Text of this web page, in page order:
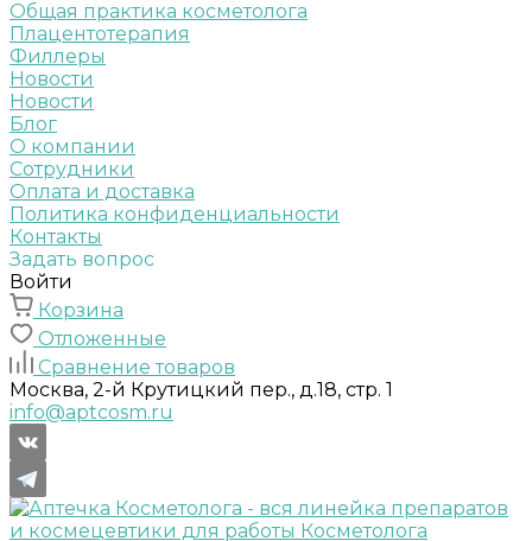
Общая практика косметолога
Плацентотерапия
Филлеры
Новости
Новости
Блог
О компании
Сотрудники
Оплата и доставка
Политика конфиденциальности
Контакты
Задать вопрос
Войти
Корзина
Отложенные
Сравнение товаров
Москва, 2-й Крутицкий пер., д.18, стр. 1
info@aptcosm.ru